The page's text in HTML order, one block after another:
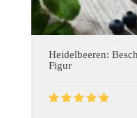
Heidelbeeren:
Figur